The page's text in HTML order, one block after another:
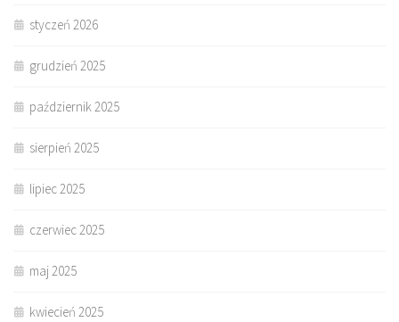
styczeń 2026
grudzień 2025
październik 2025
sierpień 2025
lipiec 2025
czerwiec 2025
maj 2025
kwiecień 2025